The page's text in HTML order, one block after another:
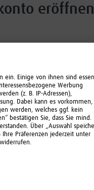
eröffnen
einfach per